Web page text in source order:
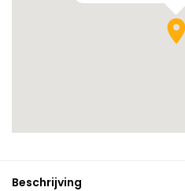
Beschrijving